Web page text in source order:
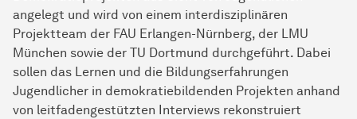
angelegt und wird von einem interdisziplinären
Projektteam der FAU Erlangen-Nürnberg, der LMU
München sowie der TU Dortmund durchgeführt. Dabei
sollen das Lernen und die Bildungserfahrungen
Jugendlicher in demokratiebildenden Projekten anhand
von leitfadengestützten Interviews rekonstruiert